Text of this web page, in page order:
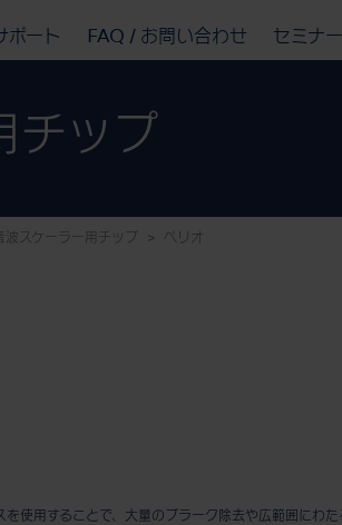
ポート FAQ / お問い合わせ セミナー
チップ
波スケーラー用チップ ペリオ
使用することで、大量のプラーク除去や広範囲にわ